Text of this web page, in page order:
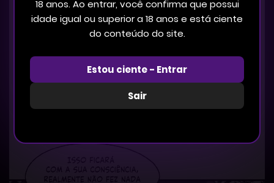
18 anos. Ao entrar, você confirma que possui
idade igual ou superior a 18 anos e está ciente
do conteúdo do site.
Estou ciente - Entrar
Sair